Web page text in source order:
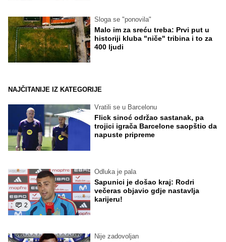
Sloga se "ponovila"
Malo im za sreću treba: Prvi put u
historiji kluba "niče" tribina i to za
400 ljudi
NAJČITANIJE IZ KATEGORIJE
Vratili se u Barcelonu
Flick sinoć održao sastanak, pa
trojici igrača Barcelone saopštio da
napuste pripreme
2
Odluka je pala
Sapunici je došao kraj: Rodri
večeras objavio gdje nastavlja
karijeru!
Nije zadovoljan